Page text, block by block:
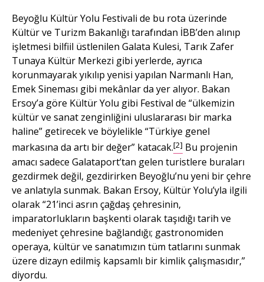
Beyoğlu Kültür Yolu Festivali de bu rota üzerinde
Kültür ve Turizm Bakanlığı tarafından İBB’den alınıp
işletmesi bilfiil üstlenilen Galata Kulesi, Tarık Zafer
Tunaya Kültür Merkezi gibi yerlerde, ayrıca
korunmayarak yıkılıp yenisi yapılan Narmanlı Han,
Emek Sineması gibi mekânlar da yer alıyor. Bakan
Ersoy’a göre Kültür Yolu gibi Festival de “ülkemizin
kültür ve sanat zenginliğini uluslararası bir marka
haline” getirecek ve böylelikle “Türkiye genel
markasına da artı bir değer” katacak.[2] Bu projenin
amacı sadece Galataport’tan gelen turistlere buraları
gezdirmek değil, gezdirirken Beyoğlu’nu yeni bir çehre
ve anlatıyla sunmak. Bakan Ersoy, Kültür Yolu’yla ilgili
olarak “21’inci asrın çağdaş çehresinin,
imparatorlukların başkenti olarak taşıdığı tarih ve
medeniyet çehresine bağlandığı; gastronomiden
operaya, kültür ve sanatımızın tüm tatlarını sunmak
üzere dizayn edilmiş kapsamlı bir kimlik çalışmasıdır,”
diyordu.